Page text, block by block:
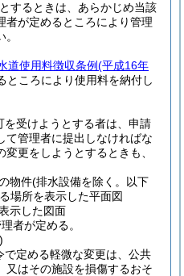
するときは、あらかじめ当該
者が定めるところにより管理
道使用料徴収条例(平成16年
ところにより使用料を納付し
を受けようとする者は、申請
て管理者に提出しなければな
更をしようとするときも、
物件(排水設備を除く。以下
場所を表示した平面図
示した図面
者が定める。
で定める軽微な変更は、公共
又はその施設を損傷するおそ